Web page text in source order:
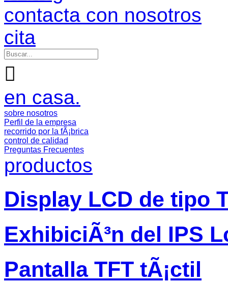
contacta con nosotros
cita

en casa.
sobre nosotros
Perfil de la empresa
recorrido por la fÃ¡brica
control de calidad
Preguntas Frecuentes
productos
Display LCD de tipo
ExhibiciÃ³n del IPS
Pantalla TFT tÃ¡ctil